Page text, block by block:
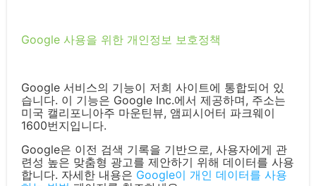
Google 사용을 위한 개인정보 보호정책
Google 서비스의 기능이 저희 사이트에 통합되어 있
습니다. 이 기능은 Google Inc.에서 제공하며, 주소는
미국 캘리포니아주 마운틴뷰, 앰피시어터 파크웨이
1600번지입니다.
Google은 이전 검색 기록을 기반으로, 사용자에게 관
련성 높은 맞춤형 광고를 제안하기 위해 데이터를 사용
합니다. 자세한 내용은 Google이 개인 데이터를 사용